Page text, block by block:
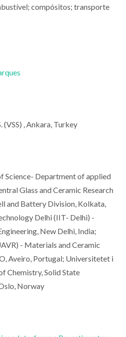
compósitos; transporte
(VSS) , Ankara, Turkey
Science- Department of applied
Glass and Ceramic Research
and Battery Division, Kolkata,
Delhi (IIT- Delhi) -
New Delhi, India;
- Materials and Ceramic
Aveiro, Portugal; Universitetet i
Chemistry, Solid State
Norway